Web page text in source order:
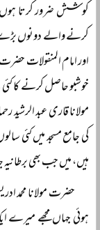
کوشش ضرور کرتا ہوں۔
کرنے والے دونوں
اور امام المنقولات
خوشبو حاصل کرنے کا
مولانا قاری عبد الرشید
کی جامع مسجد میں
ہیں، میں جب بھی
حضرت مولانا محمد
ہوئی جہاں مجھے